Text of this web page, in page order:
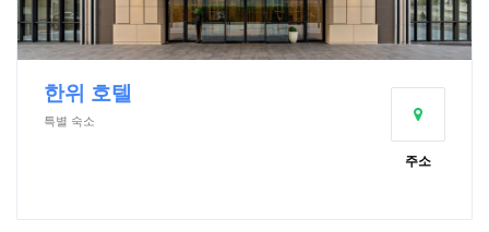
한위 호텔
특별 숙소
주소